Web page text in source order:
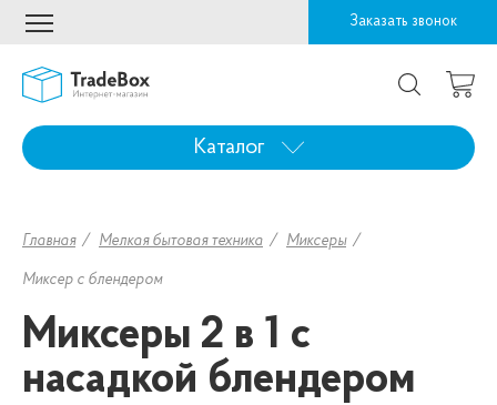
Заказать звонок
Каталог
Главная Мелкая бытовая техника Миксеры
Миксер с блендером
Миксеры 2 в 1 с
насадкой блендером